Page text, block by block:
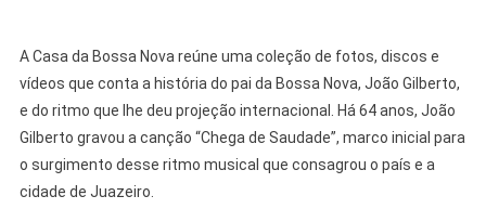
A Casa da Bossa Nova reúne uma coleção de fotos, discos e
vídeos que conta a história do pai da Bossa Nova, João Gilberto,
e do ritmo que lhe deu projeção internacional. Há 64 anos, João
Gilberto gravou a canção “Chega de Saudade”, marco inicial para
o surgimento desse ritmo musical que consagrou o país e a
cidade de Juazeiro.